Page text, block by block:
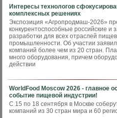
Интересы технологов
комплексных решениях
Экспозиция «Агропродмаш-2026»
конкурентоспособные российские и
разработки для всех отраслей
промышленности. Об участии
компаний более чем из 20 стран.
много оборудования, причем
действии
WorldFood Moscow 2026 - главное
событие пищевой индустрии!
С 15 по 18 сентября в Москве
компаний из 30 стран мира и 60